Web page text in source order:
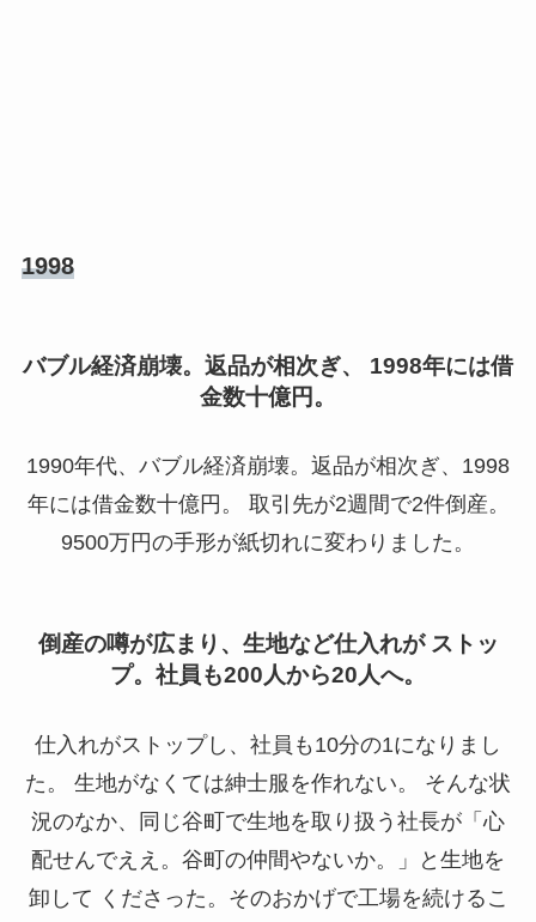
1998
バブル経済崩壊。返品が相次ぎ、 1998年には借
金数十億円。
1990年代、バブル経済崩壊。返品が相次ぎ、1998
年には借金数十億円。 取引先が2週間で2件倒産。
9500万円の手形が紙切れに変わりました。
倒産の噂が広まり、生地など仕入れが ストッ
プ。社員も200人から20人へ。
仕入れがストップし、社員も10分の1になりまし
た。 生地がなくては紳士服を作れない。 そんな状
況のなか、同じ谷町で生地を取り扱う社長が「心
配せんでええ。谷町の仲間やないか。」と生地を
卸して くださった。そのおかげで工場を続けるこ